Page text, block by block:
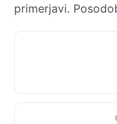
primerjavi.